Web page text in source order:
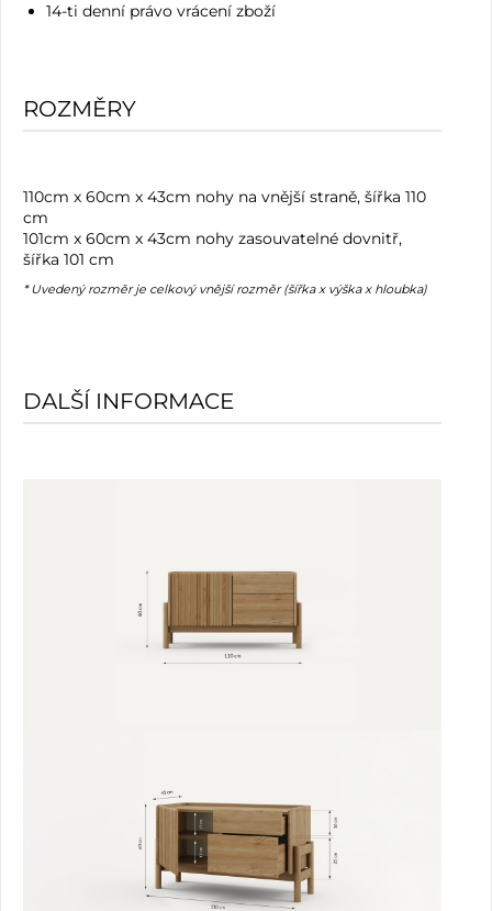
14-ti denní právo vrácení zboží
ROZMĚRY
110cm x 60cm x 43cm nohy na vnější straně, šířka 110
cm
101cm x 60cm x 43cm nohy zasouvatelné dovnitř,
šířka 101 cm
* Uvedený rozměr je celkový vnější rozměr (šířka x výška x hloubka)
DALŠÍ INFORMACE